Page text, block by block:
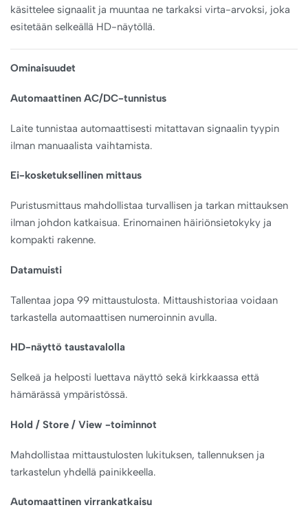
käsittelee signaalit ja muuntaa ne tarkaksi virta-arvoksi, joka
esitetään selkeällä HD-näytöllä.
Ominaisuudet
Automaattinen AC/DC-tunnistus
Laite tunnistaa automaattisesti mitattavan signaalin tyypin
ilman manuaalista vaihtamista.
Ei-kosketuksellinen mittaus
Puristusmittaus mahdollistaa turvallisen ja tarkan mittauksen
ilman johdon katkaisua. Erinomainen häiriönsietokyky ja
kompakti rakenne.
Datamuisti
Tallentaa jopa 99 mittaustulosta. Mittaushistoriaa voidaan
tarkastella automaattisen numeroinnin avulla.
HD-näyttö taustavalolla
Selkeä ja helposti luettava näyttö sekä kirkkaassa että
hämärässä ympäristössä.
Hold / Store / View -toiminnot
Mahdollistaa mittaustulosten lukituksen, tallennuksen ja
tarkastelun yhdellä painikkeella.
Automaattinen virrankatkaisu